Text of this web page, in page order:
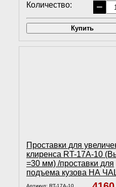
Количество: −
Купить
Проставки для
клиренса RT-17A-10
=30 мм) /проставки для
подъема кузова НА
Артикул: RT-17A-10